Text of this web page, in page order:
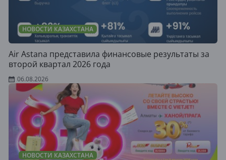
НОВОСТИ КАЗАХСТАНА
Air Astana представила финансовые результаты за
второй квартал 2026 года
06.08.2026
НОВОСТИ КАЗАХСТАНА